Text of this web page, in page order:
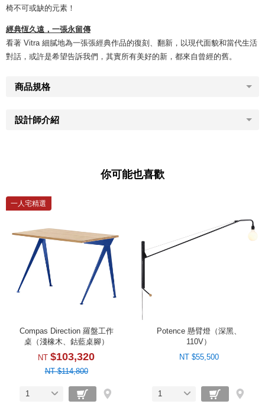
椅不可或缺的元素！
經典恆久遠，一張永留傳
看著 Vitra 細膩地為一張張經典作品的復刻、翻新，以現代面貌和當代生活
對話，或許是希望告訴我們，其實所有美好的新，都來自曾經的舊。
商品規格
設計師介紹
你可能也喜歡
一人宅精選
Compas Direction 羅盤工作
桌（淺橡木、鈷藍桌腳）
NT $103,320
NT $114,800
1
Potence 懸臂燈（深黑、
110V）
NT $55,500
1